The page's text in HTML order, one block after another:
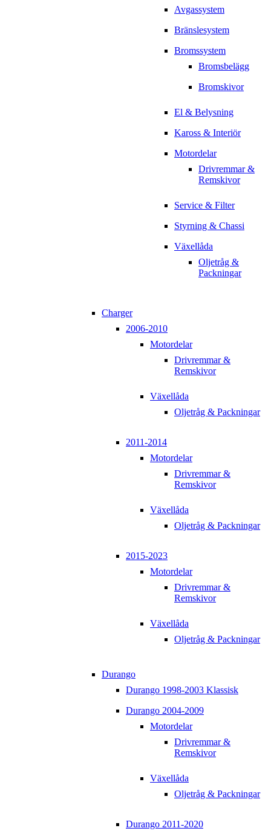
Avgassystem
Bränslesystem
Bromssystem
Bromsbelägg
Bromskivor
El & Belysning
Kaross & Interiör
Motordelar
Drivremmar &
Remskivor
Service & Filter
Styrning & Chassi
Växellåda
Oljetråg &
Packningar
Charger
2006-2010
Motordelar
Drivremmar &
Remskivor
Växellåda
Oljetråg & Packningar
2011-2014
Motordelar
Drivremmar &
Remskivor
Växellåda
Oljetråg & Packningar
2015-2023
Motordelar
Drivremmar &
Remskivor
Växellåda
Oljetråg & Packningar
Durango
Durango 1998-2003 Klassisk
Durango 2004-2009
Motordelar
Drivremmar &
Remskivor
Växellåda
Oljetråg & Packningar
Durango 2011-2020